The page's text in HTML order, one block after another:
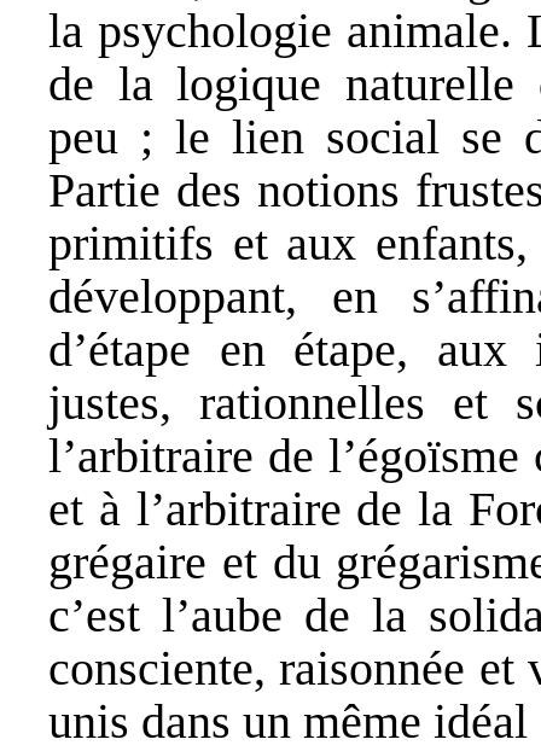
la psychologie animale.
de la logique naturelle
peu ; le lien social se
Partie des notions
primitifs et aux enfants,
développant, en
d’étape en étape, aux
justes, rationnelles et
l’arbitraire de
et à l’arbitraire de la
grégaire et du
c’est l’aube de la
consciente, raisonnée
unis dans un même